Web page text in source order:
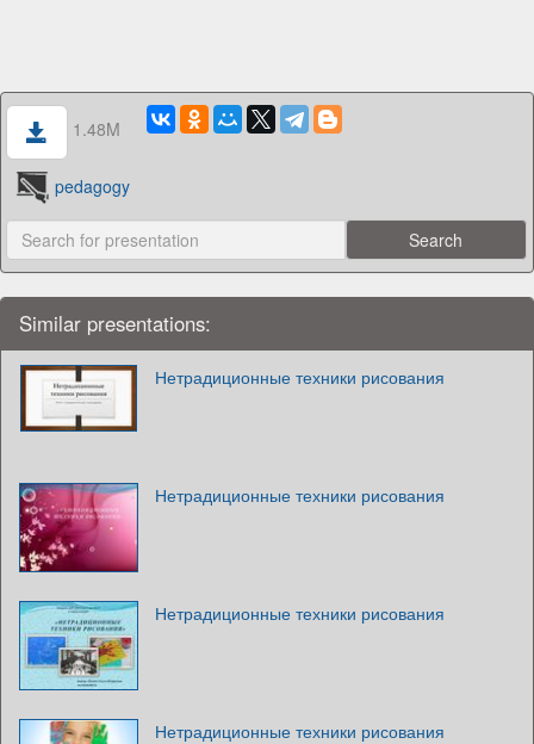
1.48M
pedagogy
Similar presentations:
Нетрадиционные техники рисования
Нетрадиционные техники рисования
Нетрадиционные техники рисования
Нетрадиционные техники рисования